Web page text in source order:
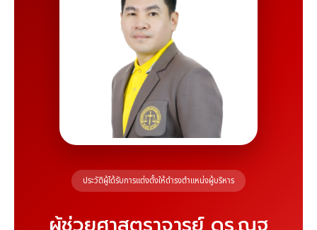
ประวัติผู้ได้รับการแต่งตั้งให้ดำรงตำแหน่งผู้บริหาร